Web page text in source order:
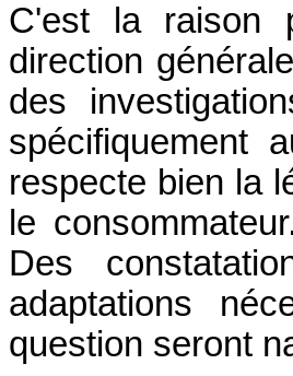
C'est la raison
direction
des
spécifiquement
respecte bien la
le
Des
adaptations
question seront